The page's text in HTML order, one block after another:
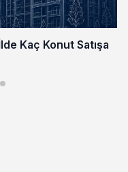
Kaç Konut Satışa